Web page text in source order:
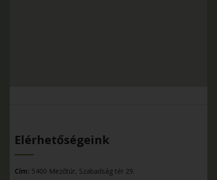
Elérhetőségeink
Cím: 5400 Mezőtúr, Szabadság tér 29.